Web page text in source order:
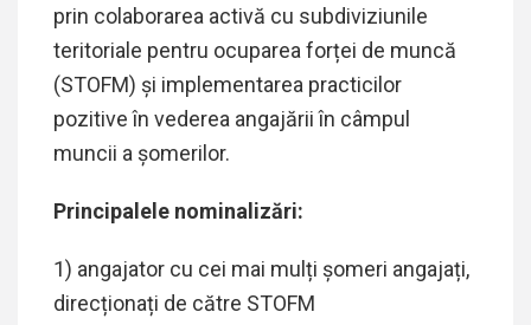
prin colaborarea activă cu subdiviziunile
teritoriale pentru ocuparea forței de muncă
(STOFM) și implementarea practicilor
pozitive în vederea angajării în câmpul
muncii a șomerilor.
Principalele nominalizări:
1) angajator cu cei mai mulți șomeri angajați,
direcționați de către STOFM